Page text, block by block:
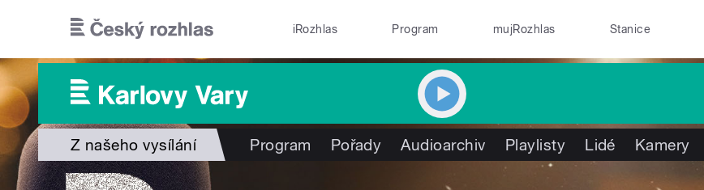
iRozhlas Program mujRozhlas Stanice
Z našeho vysílání Program Pořady Audioarchiv Playlisty Lidé Kamery